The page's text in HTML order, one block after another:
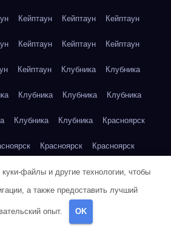
Кейптаун Кейптаун Кейптаун
Кейптаун Кейптаун Кейптаун
Кейптаун Клубника Клубника
Клубника Клубника Клубника
Клубника Клубника Красноярск
Красноярск Красноярск
Красноярск Красноярск
Красноярск Красноярск
Кукуруза
куки-файлы и другие технологии, чтобы
а также предоставить лучший
опыт. OK